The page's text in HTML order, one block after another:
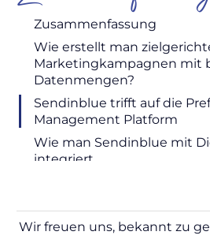
Zusammenfassung
Wie erstellt man
Marketingkampagnen mit
Datenmengen?
Sendinblue trifft auf die
Management Platform
Wie man Sendinblue mit
integriert
Wir freuen uns, bekannt zu